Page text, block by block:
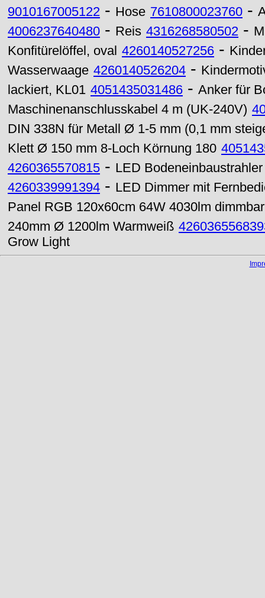
9010167005122 - Hose 7610800023760 -
4006237640480 - Reis 4316268580502 -
Konfitürelöffel, oval 4260140527256 -
Wasserwaage 4260140526204 -
lackiert, KL01 4051435031486 - Anker für
Maschinenanschlusskabel 4 m (UK-240V)
DIN 338N für Metall Ø 1-5 mm (0,1 mm
Klett Ø 150 mm 8-Loch Körnung 180
4260365570815 - LED
4260339991394 - LED Dimmer mit
Panel RGB 120x60cm 64W 4030lm dimmbar
240mm Ø 1200lm Warmweiß
Grow Light